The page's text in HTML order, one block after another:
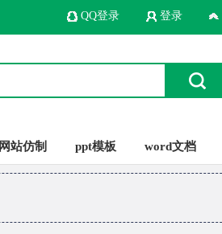
登录
QQ登录
网站仿制 ppt模板 word文档